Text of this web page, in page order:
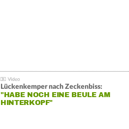
Lückenkemper nach Zeckenbiss:
"HABE NOCH EINE BEULE AM
HINTERKOPF"